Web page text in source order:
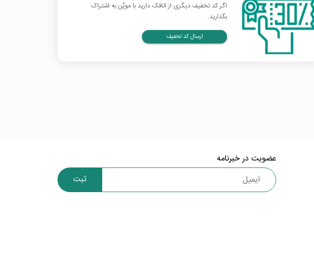
اگر کد تخفیف دیگری از اتاقک دارید با موپُن به اشتراک
بگذارید.
ارسال کد تخفیف
عضویت در خبرنامه
ثبت